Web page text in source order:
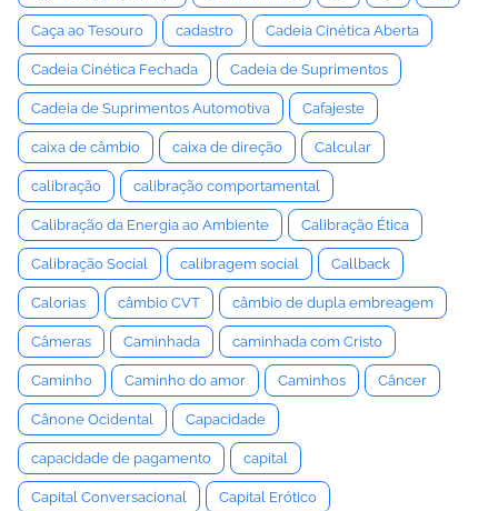
Caça ao Tesouro cadastro Cadeia Cinética Aberta
Cadeia Cinética Fechada Cadeia de Suprimentos
Cadeia de Suprimentos Automotiva Cafajeste
caixa de câmbio caixa de direção Calcular
calibração calibração comportamental
Calibração da Energia ao Ambiente Calibração Ética
Calibração Social calibragem social Callback
Calorias câmbio CVT câmbio de dupla embreagem
Câmeras Caminhada caminhada com Cristo
Caminho Caminho do amor Caminhos Câncer
Cânone Ocidental Capacidade
capacidade de pagamento capital
Capital Conversacional Capital Erótico